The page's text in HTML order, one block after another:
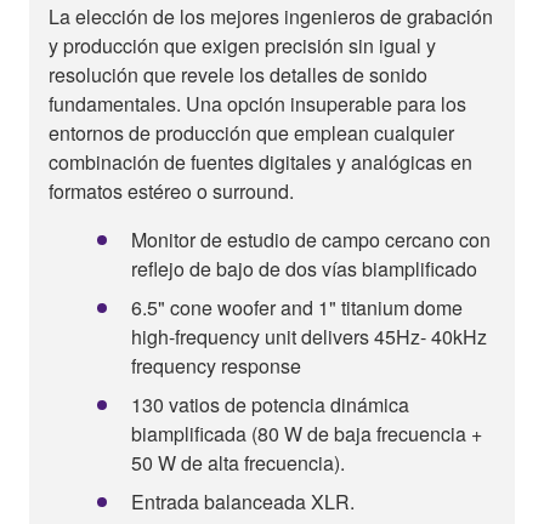
La elección de los mejores ingenieros de grabación
y producción que exigen precisión sin igual y
resolución que revele los detalles de sonido
fundamentales. Una opción insuperable para los
entornos de producción que emplean cualquier
combinación de fuentes digitales y analógicas en
formatos estéreo o surround.
Monitor de estudio de campo cercano con
reflejo de bajo de dos vías biamplificado
6.5" cone woofer and 1" titanium dome
high-frequency unit delivers 45Hz- 40kHz
frequency response
130 vatios de potencia dinámica
biamplificada (80 W de baja frecuencia +
50 W de alta frecuencia).
Entrada balanceada XLR.